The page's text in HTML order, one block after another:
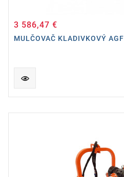
3 586,47 €
MULČOVAČ KLADIVKOVÝ AGF